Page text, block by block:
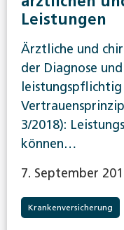
Leistungen
Ärztliche und
der Diagnose
3/2018):
können…
7. September
Krankenversicherung